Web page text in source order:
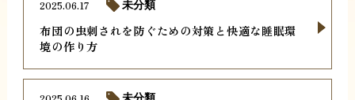
布団の虫刺されを防ぐための対策と快適な睡眠環
境の作り方
2025.06.17 未分類